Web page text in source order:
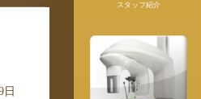
日
スタッフ紹介